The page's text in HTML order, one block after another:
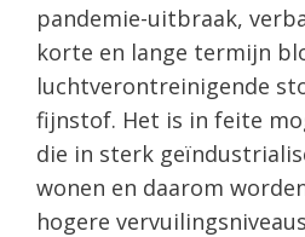
pandemie-uitbraak,
korte en lange termijn
luchtverontreinigende
fijnstof. Het is in feite
die in sterk
wonen en daarom
hogere